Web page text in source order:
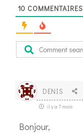
10 COMMENTAIRES
DENIS
il y a 7 mois
Bonjour,